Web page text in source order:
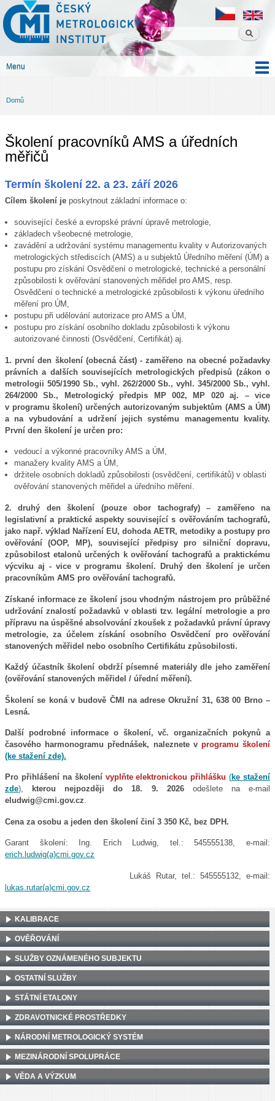
obsahu
Český
metrologický
institut
Menu
Jste zde
Domů
Školení pracovníků AMS a úředních
měřičů
Termín školení 22. a 23. září 2026
Cílem školení je poskytnout základní informace o:
související české a evropské právní úpravě metrologie,
základech všeobecné metrologie,
zavádění a udržování systému managementu kvality v Autorizovaných
metrologických střediscích (AMS) a u subjektů Úředního měření (ÚM) a
postupu pro získání Osvědčení o metrologické, technické a personální
způsobilosti k ověřování stanovených měřidel pro AMS, resp.
Osvědčení o technické a metrologické způsobilosti k výkonu úředního
měření pro ÚM,
postupu při udělování autorizace pro AMS a ÚM,
postupu pro získání osobního dokladu způsobilosti k výkonu
autorizované činnosti (Osvědčení, Certifikát) aj.
1. první den školení (obecná část) - zaměřeno na obecné požadavky
právních a dalších souvisejících metrologických předpisů (zákon o
metrologii 505/1990 Sb., vyhl. 262/2000 Sb., vyhl. 345/2000 Sb., vyhl.
264/2000 Sb., Metrologický předpis MP 002, MP 020 aj. – vice
v programu školení) určených autorizovaným subjektům (AMS a ÚM)
a na vybudování a udržení jejich systému managementu kvality.
První den školení je určen pro:
vedoucí a výkonné pracovníky AMS a ÚM,
manažery kvality AMS a ÚM,
držitele osobních dokladů způsobilosti (osvědčení, certifikátů) v oblasti
ověřování stanovených měřidel a úředního měření.
2. druhý den školení (pouze obor tachografy) – zaměřeno na
legislativní a praktické aspekty související s ověřováním tachografů,
jako např. výklad Nařízení EU, dohoda AETR, metodiky a postupy pro
ověřování (OOP, MP), související předpisy pro silniční dopravu,
způsobilost etalonů určených k ověřování tachografů a praktickému
výcviku aj - vice v programu školení. Druhý den školení je určen
pracovníkům AMS pro ověřování tachografů.
Získané informace ze školení jsou vhodným nástrojem pro průběžné
udržování znalostí požadavků v oblasti tzv. legální metrologie a pro
přípravu na úspěšné absolvování zkoušek z požadavků právní úpravy
metrologie, za účelem získání osobního Osvědčení pro ověřování
stanovených měřidel nebo osobního Certifikátu způsobilosti.
Každý účastník školení obdrží písemné materiály dle jeho zaměření
(ověřování stanovených měřidel / úřední měření).
Školení se koná v budově ČMI na adrese Okružní 31, 638 00 Brno –
Lesná.
Další podrobné informace o školení, vč. organizačních pokynů a
časového harmonogramu přednášek, naleznete v programu školení
(ke stažení zde).
Pro přihlášení na školení vyplňte elektronickou přihlášku (ke stažení
zde), kterou nejpozději do 18. 9. 2026odešlete na e-mail
eludwig@cmi.gov.cz.
Cena za osobu a jeden den školení činí 3 350 Kč, bez DPH.
Garant školení: Ing. Erich Ludwig, tel.: 545555138, e-mail:
erich.ludwig(a)cmi.gov.cz
Lukáš Rutar, tel.: 545555132, e-mail:
lukas.rutar(a)cmi.gov.cz
KALIBRACE
OVĚŘOVÁNÍ
SLUŽBY OZNÁMENÉHO SUBJEKTU
OSTATNÍ SLUŽBY
STÁTNÍ ETALONY
ZDRAVOTNICKÉ PROSTŘEDKY
NÁRODNÍ METROLOGICKÝ SYSTÉM
MEZINÁRODNÍ SPOLUPRÁCE
VĚDA A VÝZKUM